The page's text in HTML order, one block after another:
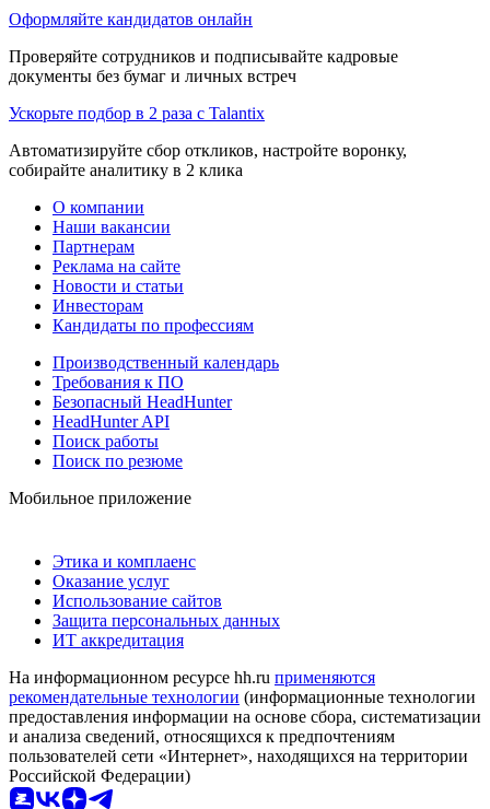
Оформляйте кандидатов онлайн
Проверяйте сотрудников и подписывайте кадровые
документы без бумаг и личных встреч
Ускорьте подбор в 2 раза с Talantix
Автоматизируйте сбор откликов, настройте воронку,
собирайте аналитику в 2 клика
О компании
Наши вакансии
Партнерам
Реклама на сайте
Новости и статьи
Инвесторам
Кандидаты по профессиям
Производственный календарь
Требования к ПО
Безопасный HeadHunter
HeadHunter API
Поиск работы
Поиск по резюме
Мобильное приложение
Этика и комплаенс
Оказание услуг
Использование сайтов
Защита персональных данных
ИТ аккредитация
На информационном ресурсе hh.ru применяются
рекомендательные технологии (информационные технологии
предоставления информации на основе сбора, систематизации
и анализа сведений, относящихся к предпочтениям
пользователей сети «Интернет», находящихся на территории
Российской Федерации)